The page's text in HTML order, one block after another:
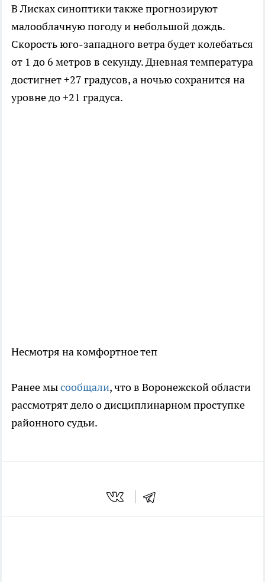
В Лисках синоптики также прогнозируют
малооблачную погоду и небольшой дождь.
Скорость юго-западного ветра будет колебаться
от 1 до 6 метров в секунду. Дневная температура
достигнет +27 градусов, а ночью сохранится на
уровне до +21 градуса.
Несмотря на комфортное теп
Ранее мысообщали, что в Воронежской области
рассмотрят дело о дисциплинарном проступке
районного судьи.